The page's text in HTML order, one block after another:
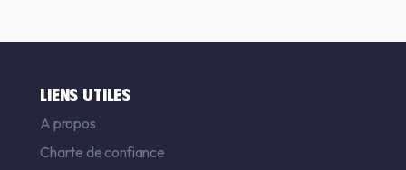
LIENS UTILES
A propos
Charte de confiance